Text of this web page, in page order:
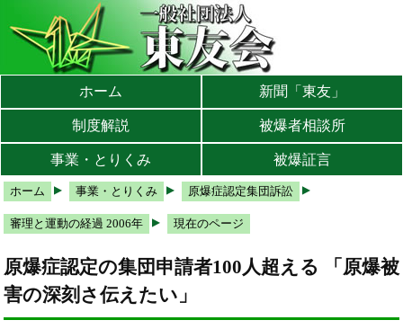
メインメニューへ
サブメニューへ
現在地ナビ（パンくずリスト）へ
ホーム 新聞「東友」
制度解説 被爆者相談所
事業・とりくみ 被爆証言
ホーム 事業・とりくみ 原爆症認定集団訴訟
審理と運動の経過 2006年 現在のページ
原爆症認定の集団申請者100人超える 「原爆被
害の深刻さ伝えたい」